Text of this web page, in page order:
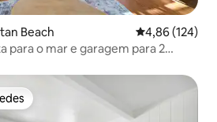
Beach 4,86 de uma
4,86 (124)
para o mar e garagem para 2
dos hóspedes